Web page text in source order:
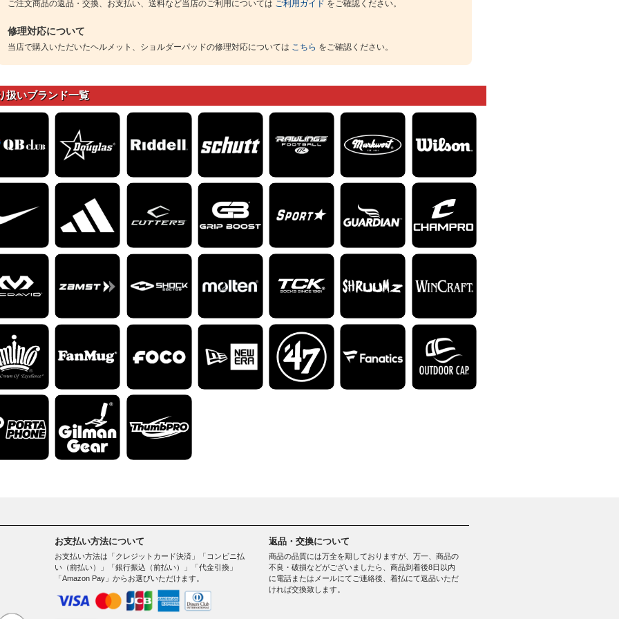
ご注文商品の返品・交換、お支払い、送料など当店のご利用については ご利用ガイド をご確認ください。
修理対応について
当店で購入いただいたヘルメット、ショルダーパッドの修理対応については こちら をご確認ください。
扱いブランド一覧
お支払い方法について
お支払い方法は「クレジットカード決済」「コンビニ払
い（前払い）」「銀行振込（前払い）」「代金引換」
「Amazon Pay」からお選びいただけます。
返品・交換について
商品の品質には万全を期しておりますが、万一、商品の
不良・破損などがございましたら、商品到着後8日以内
に電話またはメールにてご連絡後、着払にて返品いただ
ければ交換致します。